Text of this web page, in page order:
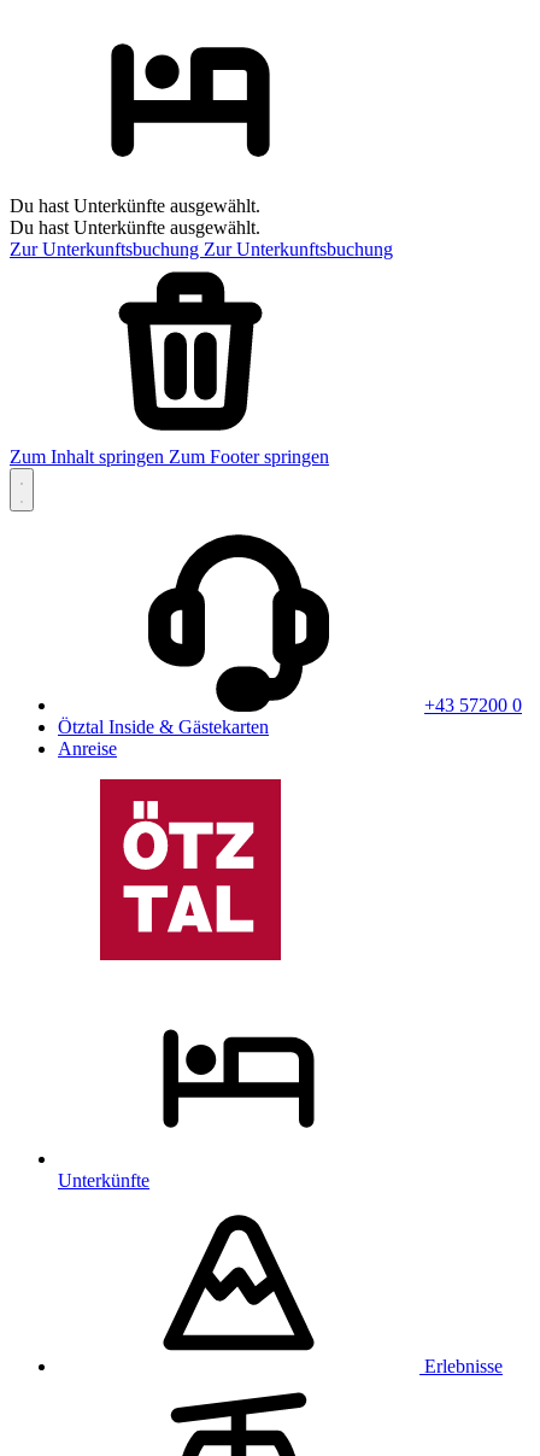
Du hast Unterkünfte ausgewählt.
Du hast Unterkünfte ausgewählt.
Zur Unterkunftsbuchung Zur Unterkunftsbuchung
Zum Inhalt springen Zum Footer springen
+43 57200 0
Ötztal Inside & Gästekarten
Anreise
Unterkünfte
Erlebnisse